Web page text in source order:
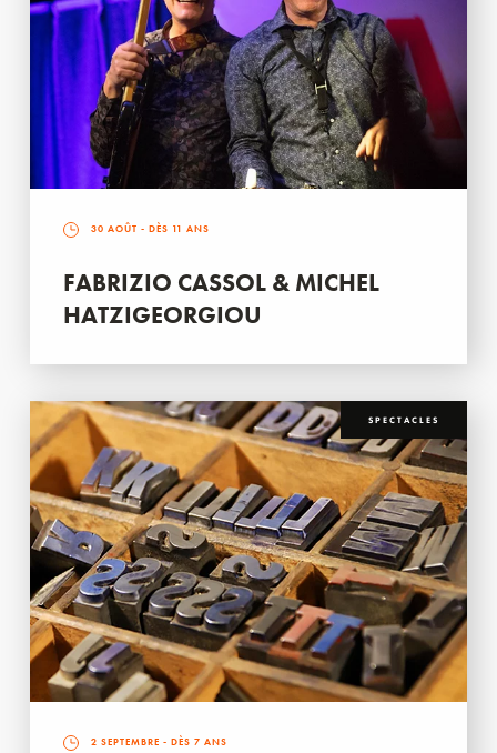
30 AOÛT - DÈS 11 ANS
FABRIZIO CASSOL & MICHEL
HATZIGEORGIOU
SPECTACLES
2 SEPTEMBRE - DÈS 7 ANS